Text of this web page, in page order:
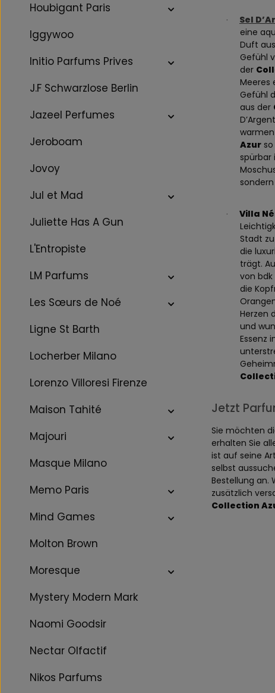
Houbigant Paris
Iggywoo
Initio Parfums Prives
J.F Schwarzlose Berlin
Jazeel Perfumes
Jeroboam
Jovoy
Jul et Mad
Juliette Has A Gun
L'Entropiste
LM Parfums
Les Sœurs de Noé
Ligne St Barth
Locherber Milano
Lorenzo Villoresi Firenze
Maison Tahité
Majouri
Masque Milano
Memo Paris
Mind Games
Molton Brown
Moresque
Mystery Modern Mark
Naomi Goodsir
Nectar Olfactif
Nikos Parfums
· Sel
eine
Duft
Gefühl
der
Meeres
Gefühl
aus der
Azur
· Villa
Stadt
die
trägt.
von
die
Herzen
und
Essenz
Jetzt
Sie möchten
erhalten Sie
ist auf seine
selbst
Bestellung an.
zusätzlich
Collection